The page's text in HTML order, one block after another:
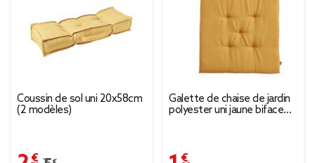
Coussin de sol uni 20x58cm
(2 modèles)
2,74 €
Galette de chaise de jardin
polyester uni jaune biface
1,99 €